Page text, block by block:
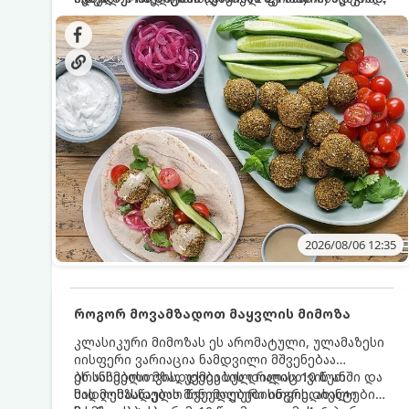
სალათებთან ერთად ან ტახინის (სესამის)
სოუსთან მირთმევისთვის.
იდეალურად შეინარჩუნოს და არ დაიშალოს.
დრო: 10–15 წუთი ულუფა: 20–24 ცალი ბურთულა
(4–6 პორცია)
2026/08/06 12:35
როგორ მოვამზადოთ მაყვლის მიმოზა
კლასიკური მიმოზას ეს არომატული, ულამაზესი
იისფერი ვარიაცია ნამდვილი მშვენებაა
ბრანჩებისთვის, უქმეების დილისთვის ან
სადღესასწაულო წვეულებებისთვის. ახალი
ეს სასმელი მზადდება სულ რაღაც 10 წუთში და
მის მომზადებას მინიმალური ინგრედიენტები